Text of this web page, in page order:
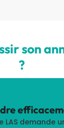
son
?
LAS demande